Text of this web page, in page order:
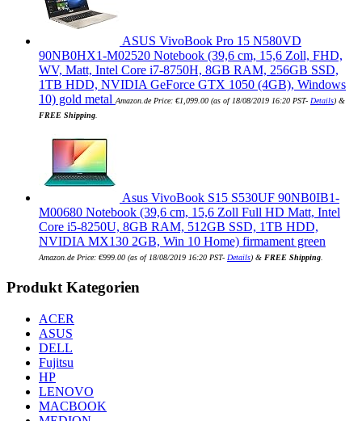
ASUS VivoBook Pro 15 N580VD
90NB0HX1-M02520 Notebook (39,6 cm, 15,6 Zoll, FHD,
WV, Matt, Intel Core i7-8750H, 8GB RAM, 256GB SSD,
1TB HDD, NVIDIA GeForce GTX 1050 (4GB), Windows
10) gold metal Amazon.de Price: €1,099.00 (as of 18/08/2019 16:20 PST- Details) &
FREE Shipping
Asus VivoBook S15 S530UF 90NB0IB1-
M00680 Notebook (39,6 cm, 15,6 Zoll Full HD Matt, Intel
Core i5-8250U, 8GB RAM, 512GB SSD, 1TB HDD,
NVIDIA MX130 2GB, Win 10 Home) firmament green
Amazon.de Price: €999.00 (as of 18/08/2019 16:20 PST- Details) & FREE Shipping
Produkt Kategorien
ACER
ASUS
DELL
Fujitsu
HP
LENOVO
MACBOOK